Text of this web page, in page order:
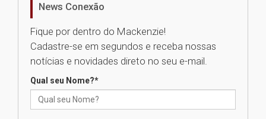
Universidade Mackenzie
realizará nova edição da Feira
News Conexão
Fique por dentro do Mackenzie!
Cadastre-se em segundos e receba nossas
notícias e novidades direto no seu e-mail.
Qual seu Nome?*